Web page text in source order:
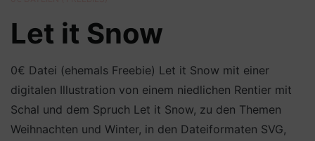
Let it Snow
0€ Datei (ehemals Freebie) Let it Snow mit einer
digitalen Illustration von einem niedlichen Rentier mit
Schal und dem Spruch Let it Snow, zu den Themen
Weihnachten und Winter, in den Dateiformaten SVG,